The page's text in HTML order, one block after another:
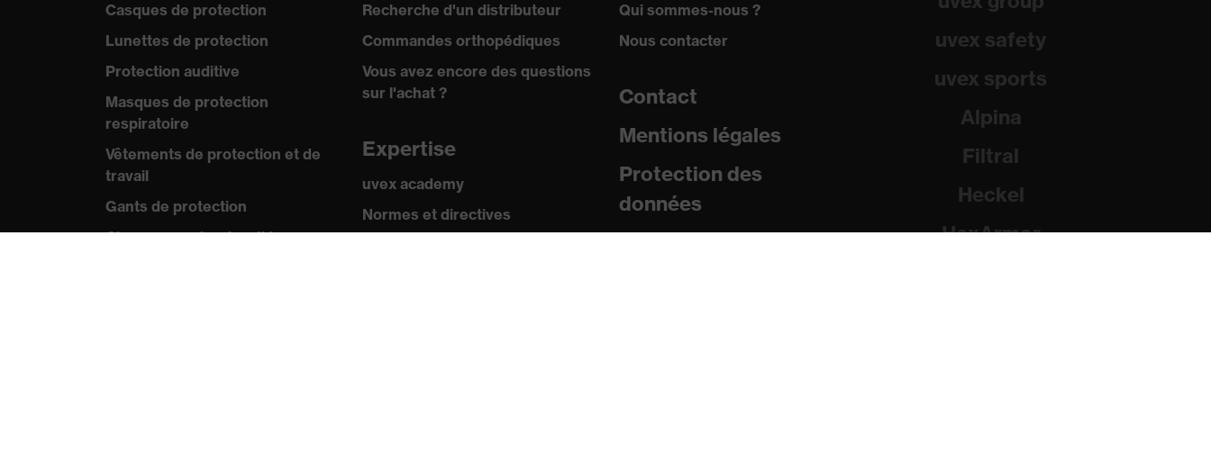
Casques de protection
Lunettes de protection
Protection auditive
Masques de protection
respiratoire
Vêtements de protection et de
travail
Gants de protection
Chaussures de sécurité
Recherche d'un distributeur
Commandes orthopédiques
Vous avez encore des questions
sur l'achat ?
Expertise
uvex academy
Normes et directives
Qui sommes-nous ?
Nous contacter
Contact
Mentions légales
Protection des
données
uvex safety
uvex sports
Alpina
Filtral
Heckel
HexArmor